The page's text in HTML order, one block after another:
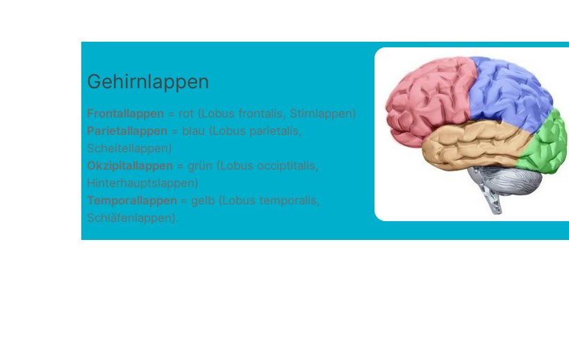
Gehirnlappen
Frontallappen = rot (Lobus frontalis, Stirnlappen)
Parietallappen = blau (Lobus parietalis,
Scheitellappen)
Okzipitallappen = grün (Lobus occiptitalis,
Hinterhauptslappen)
Temporallappen = gelb (Lobus temporalis,
Schläfenlappen).